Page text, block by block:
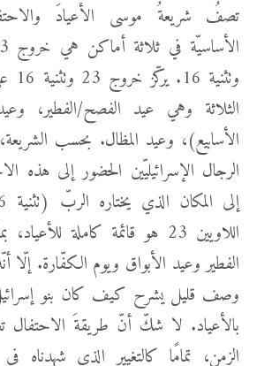
تصفُ شريعةُ موسى الأعيادَ
الثلاثة وهي عيد الفصح/الفطير،
الأسابيع)، وعيد المظال. بحسب
الرجال الإسرائيليّين الحضور إلى هذه
اللاويين 23 هو قائمة كاملة
الفطير وعيد الأبواق ويوم الكفّارة.
وصف قليل يشرح كيف كان بنو إسرائيل
بالأعياد. لا شكّ أنّ طريقةَ
الزمن، تمامًا كالتغيير الذي شهدناه في